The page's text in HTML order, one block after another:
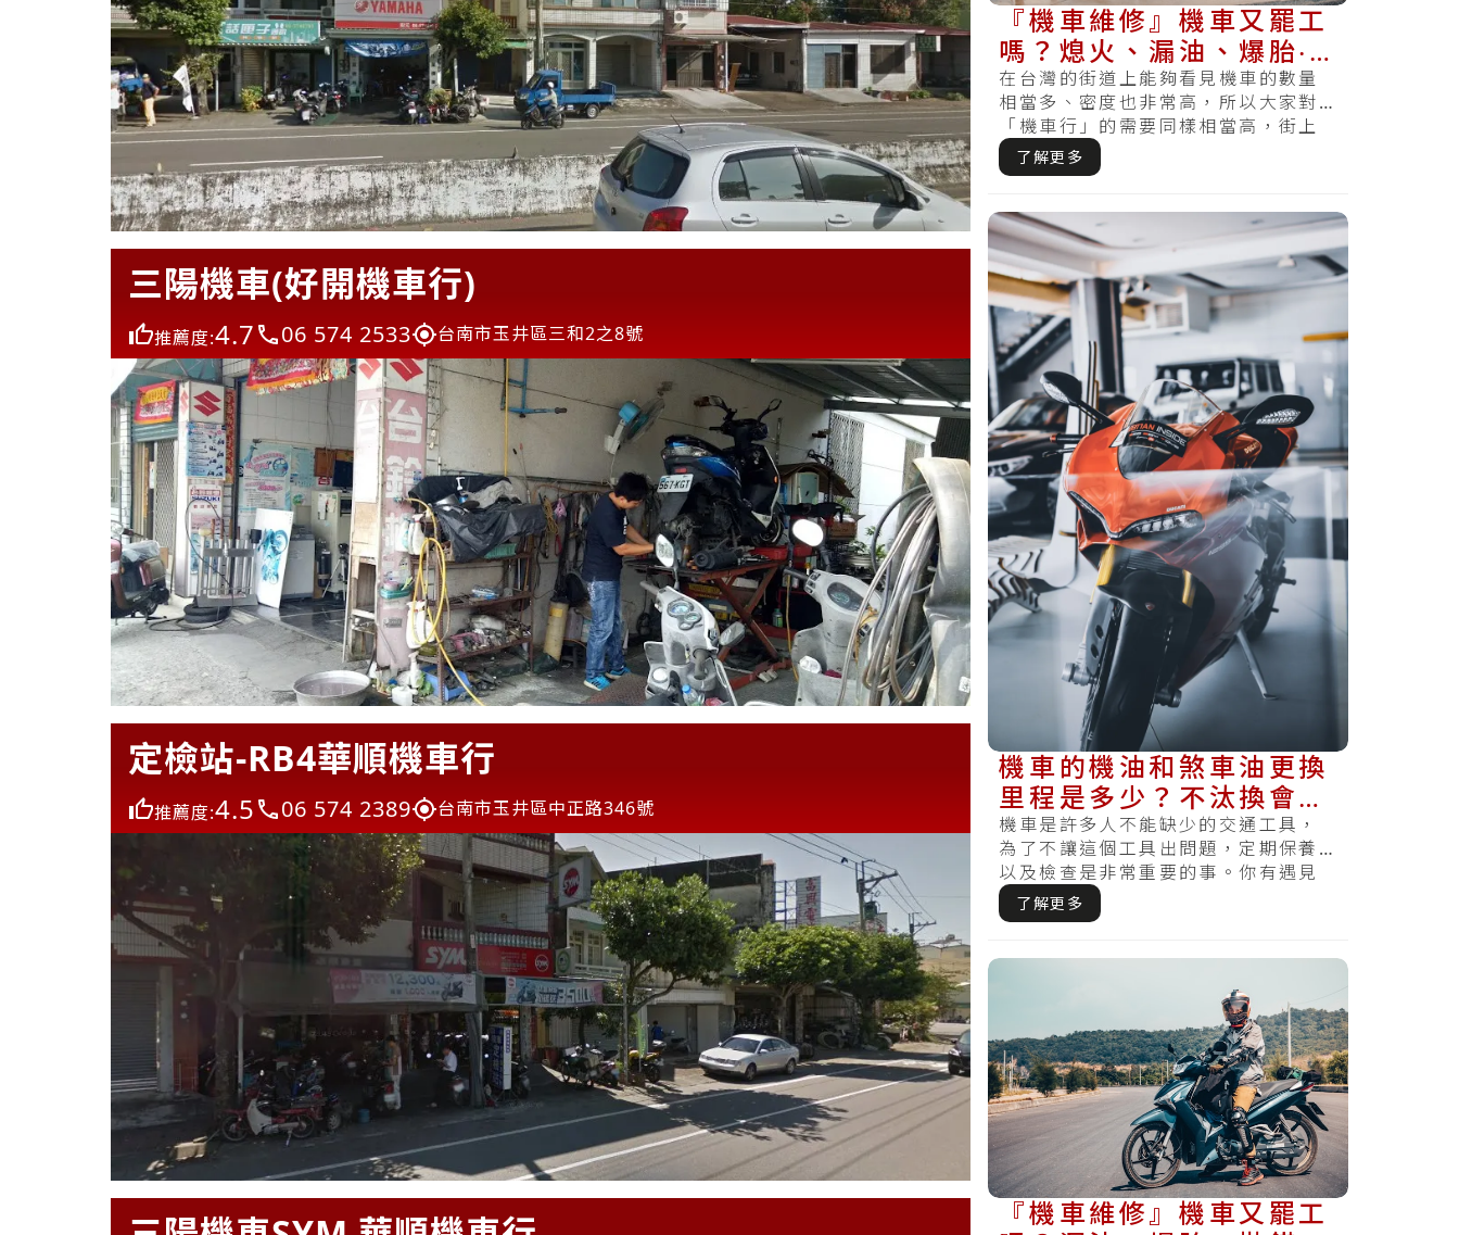
三陽機車(好開機車行)
推薦度:4.7 06 574 2533 台南市玉井區三和2之8號
定檢站-RB4華順機車行
推薦度:4.5 06 574 2389 台南市玉井區中正路346號
『機車維修』機車又罷工
嗎？熄火、漏油、爆胎‧‧‧
等狀況的防範方式在這裡
在台灣的街道上能夠看見機車的數量
相當多、密度也非常高，所以大家對
「機車行」的需要同樣相當高，街上
各處都能看見機車行林立。對喜歡車
的機車族.....
了解更多
機車的機油和煞車油更換
里程是多少？不汰換會怎
樣？
機車是許多人不能缺少的交通工具，
為了不讓這個工具出問題，定期保養
以及檢查是非常重要的事。你有遇見
將要遲到急著出門時，察覺電瓶沒電
怎麼樣都.....
了解更多
『機車維修』機車又罷工